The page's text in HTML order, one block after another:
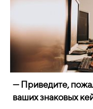
— Приведите,
ваших знаковых